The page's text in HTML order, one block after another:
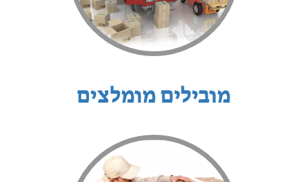
מובילים מומלצים